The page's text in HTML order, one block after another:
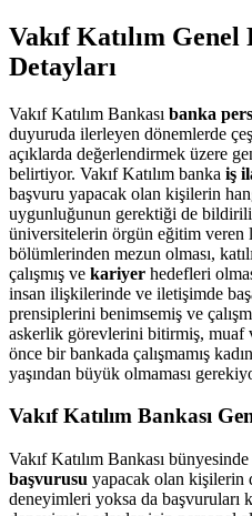
Vakıf Katılım Genel
Detayları
Vakıf Katılım Bankası banka
duyuruda ilerleyen dönemlerde
açıklarda değerlendirmek üzere
belirtiyor. Vakıf Katılım banka iş
başvuru yapacak olan kişilerin
uygunluğunun gerektiği de
üniversitelerin örgün eğitim veren
bölümlerinden mezun olması,
çalışmış ve kariyer hedefleri
insan ilişkilerinde ve iletişimde
prensiplerini benimsemiş ve
askerlik görevlerini bitirmiş, muaf
önce bir bankada çalışmamış
yaşından büyük olmaması
Vakıf Katılım Bankası
Vakıf Katılım Bankası
başvurusu yapacak olan kişilerin
deneyimleri yoksa da başvuruları